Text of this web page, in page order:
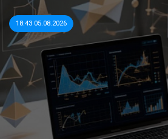
18:43 05.08.2026